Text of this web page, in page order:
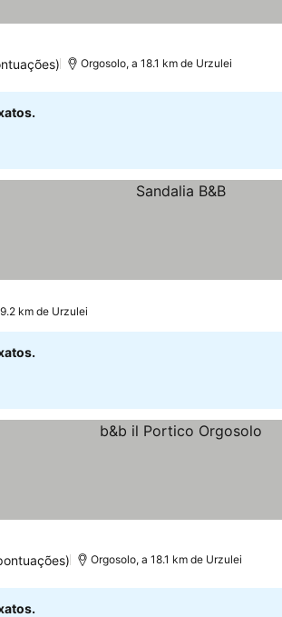
Orgosolo, a 18.1 km de Urzulei
km de Urzulei
Orgosolo, a 18.1 km de Urzulei